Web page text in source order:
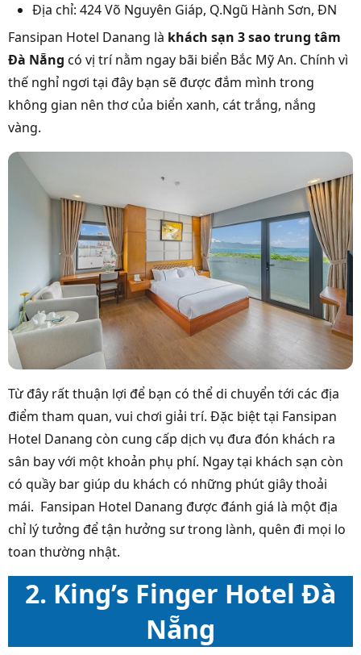
Địa chỉ: 424 Võ Nguyên Giáp, Q.Ngũ Hành Sơn, ĐN
Fansipan Hotel Danang là khách sạn 3 sao trung tâm
Đà Nẵng có vị trí nằm ngay bãi biển Bắc Mỹ An. Chính vì
thế nghỉ ngơi tại đây bạn sẽ được đắm mình trong
không gian nên thơ của biển xanh, cát trắng, nắng
vàng.
Từ đây rất thuận lợi để bạn có thể di chuyển tới các địa
điểm tham quan, vui chơi giải trí. Đặc biệt tại Fansipan
Hotel Danang còn cung cấp dịch vụ đưa đón khách ra
sân bay với một khoản phụ phí. Ngay tại khách sạn còn
có quầy bar giúp du khách có những phút giây thoải
mái. Fansipan Hotel Danang được đánh giá là một địa
chỉ lý tưởng để tận hưởng sư trong lành, quên đi mọi lo
toan thường nhật.
2. King’s Finger Hotel Đà
Nẵng